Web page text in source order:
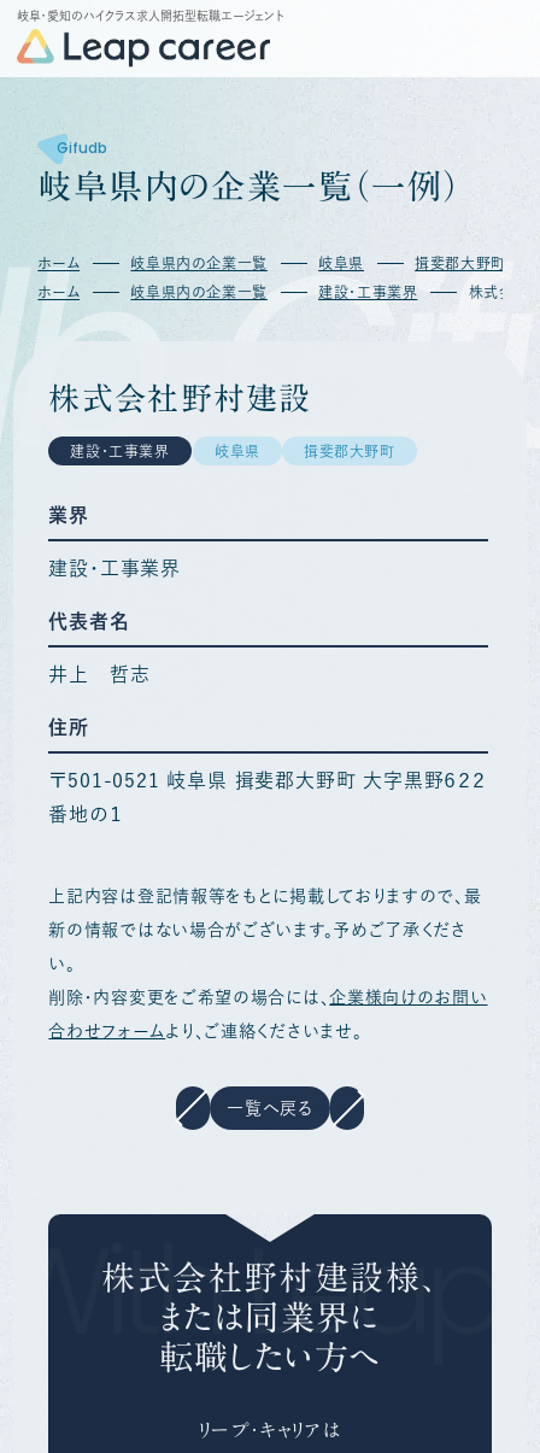
岐阜・愛知のハイクラス求人開拓型転職エージェント
Gifudb
岐阜県 内の企業一覧 （ 一例 ）
ホーム 岐阜県内の企業一覧 岐阜県
揖斐郡大野町
ホーム
岐阜県内の企業一覧 建設・工事業界 株式会社
株式会社野村建設
建設・工事業界 岐阜県 揖斐郡大野町
業界
建設・工事業界
代表者名
井上 哲志
住所
〒501-0521 岐阜県 揖斐郡大野町 大字黒野６２２
番地の１
上記内容は登記情報等をもとに掲載しておりますので、最
新の情報ではない場合がございます。予めご了承くださ
い。
削除・内容変更をご希望の場合には、企業様向けのお問い
合わせフォーム より、ご連絡くださいませ。
一覧へ戻る
Leap
株式会社野村建設様、
または同業界に
転職したい方へ
リープ・キャリアは